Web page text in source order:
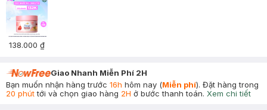
138.000 ₫
Giao Nhanh Miễn Phí 2H
Bạn muốn nhận hàng trước 16h hôm nay (Miễn phí). Đặt hàng trong
20 phúttới và chọn giao hàng 2H ở bước thanh toán. Xem chi tiết